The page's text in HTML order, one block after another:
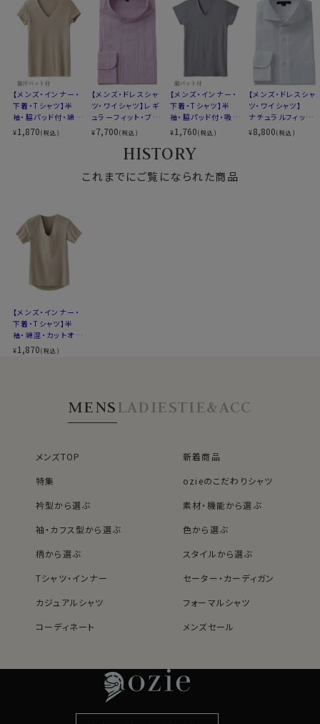
最後ろ丈長めでかかんでも背中が見えにくい独自の立体
設計パターン。
程よいストレッチ性があり、襟・袖口・裾に生地の重ね合
わせがないフラットな作りのため、窮屈さやごわつきを感
じさせずスマートに着用できます。
●Vカット仕様でノーネクタイやポロシャツにも対応
Vカットですので、ノーネクタイももちろんのこと
ません。
無駄な縫い目がなく、カットオフ＝切りっぱなし加工のた
ていただけます。
※実際の商品と画面上の色は異なる場合がありますの
でご了承ください。
※商品の特性上返品交換は承ることができませんのでご
【メンズ・インナー・
下着・Tシャツ】半
袖・脇パッド付・綿
混・カットオフ・立体
設計・吸湿速乾・抗
¥1,870(税込)
【メンズ・ドレスシャ
ツ・ワイシャツ】レギ
ュラーフィット・ブロ
ード・スタンドカラー
¥7,700(税込)
【メンズ・インナー・
下着・Tシャツ】半
袖・脇パッド付・吸湿
速乾・抗菌防臭・ア
セドロン
¥1,760(税込)
【メンズ・ドレスシャ
ツ・ワイシャツ】
ナチュラルフィット・
プレミアムコットン・
からみ織り・ホリゾ
¥8,800(税込)
HISTORY
これまでにご覧になられた商品
【メンズ・インナー・
下着・Tシャツ】半
袖・綿混・カットオ
フ・速乾・抗菌防臭・
日本製
¥1,870(税込)
MENSLADIESTIE&ACC
メンズTOP
新着商品
特集
ozieのこだわりシャツ
衿型から選ぶ
素材・機能から選ぶ
袖・カフス型から選ぶ
色から選ぶ
柄から選ぶ
スタイルから選ぶ
Tシャツ・インナー
セーター・カーディガン
カジュアルシャツ
フォーマルシャツ
コーディネート
メンズセール
袖・カフス型から選ぶ
色から選ぶ
柄から選ぶ
カフスボタン
サスペンダー